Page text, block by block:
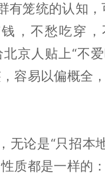
有笼统的认知，
，不愁吃穿
北京人贴上“不
容易以偏概全
无论是“只招本
质都是一样的